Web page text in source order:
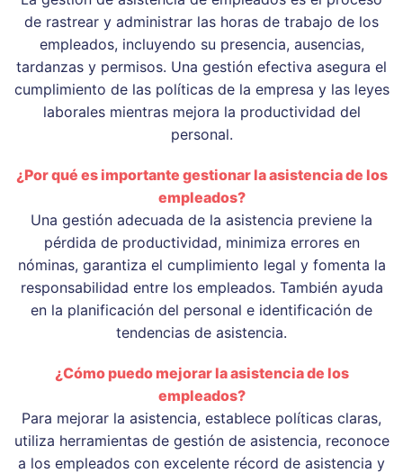
de rastrear y administrar las horas de trabajo de los
empleados, incluyendo su presencia, ausencias,
tardanzas y permisos. Una gestión efectiva asegura el
cumplimiento de las políticas de la empresa y las leyes
laborales mientras mejora la productividad del
personal.
¿Por qué es importante gestionar la asistencia de los
empleados?
Una gestión adecuada de la asistencia previene la
pérdida de productividad, minimiza errores en
nóminas, garantiza el cumplimiento legal y fomenta la
responsabilidad entre los empleados. También ayuda
en la planificación del personal e identificación de
tendencias de asistencia.
¿Cómo puedo mejorar la asistencia de los
empleados?
Para mejorar la asistencia, establece políticas claras,
utiliza herramientas de gestión de asistencia, reconoce
a los empleados con excelente récord de asistencia y